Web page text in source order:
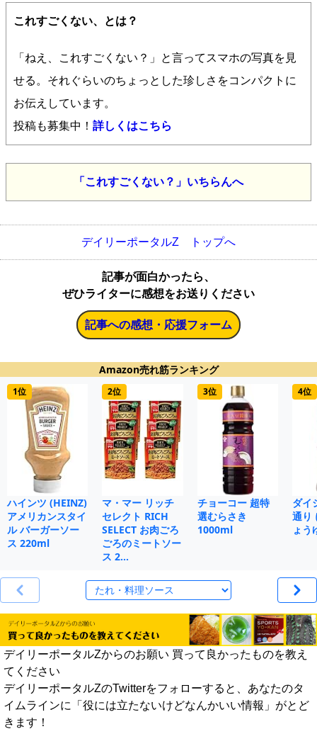
これすごくない、とは？
「ねえ、これすごくない？」と言ってスマホの写真を見
せる。それぐらいのちょっとした珍しさをコンパクトに
お伝えしています。
投稿も募集中！ 詳しくはこちら
「これすごくない？」いちらんへ
デイリーポータルZ トップへ
記事が面白かったら、
ぜひライターに感想をお送りください
記事への感想・応援フォーム
Amazon売れ筋ランキング
1位
ハインツ (HEINZ)
アメリカンスタイ
ル バーガーソー
ス 220ml
2位
マ・マー リッチ
セレクト RICH
SELECT お肉ごろ
ごろのミートソー
ス 2…
3位
チョーコー 超特
選むらさき
1000ml
4位
ダイ
通り
ょう
デイリーポータルZからのお願い 買って良かったものを教え
てください
デイリーポータルZのTwitterをフォローすると、あなたのタ
イムラインに「役には立たないけどなんかいい情報」がとど
きます！